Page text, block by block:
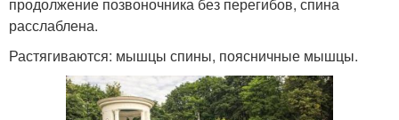
расслаблена.
Растягиваются: мышцы спины, поясничные мышцы.